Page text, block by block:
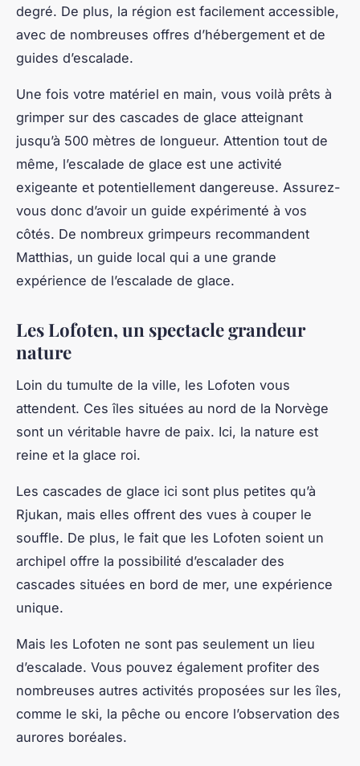
degré. De plus, la région est facilement accessible,
avec de nombreuses offres d’hébergement et de
guides d’escalade.
Une fois votre matériel en main, vous voilà prêts à
grimper sur des cascades de glace atteignant
jusqu’à 500 mètres de longueur. Attention tout de
même, l’escalade de glace est une activité
exigeante et potentiellement dangereuse. Assurez-
vous donc d’avoir un guide expérimenté à vos
côtés. De nombreux grimpeurs recommandent
Matthias, un guide local qui a une grande
expérience de l’escalade de glace.
Les Lofoten, un spectacle grandeur
nature
Loin du tumulte de la ville, les Lofoten vous
attendent. Ces îles situées au nord de la Norvège
sont un véritable havre de paix. Ici, la nature est
reine et la glace roi.
Les cascades de glace ici sont plus petites qu’à
Rjukan, mais elles offrent des vues à couper le
souffle. De plus, le fait que les Lofoten soient un
archipel offre la possibilité d’escalader des
cascades situées en bord de mer, une expérience
unique.
Mais les Lofoten ne sont pas seulement un lieu
d’escalade. Vous pouvez également profiter des
nombreuses autres activités proposées sur les îles,
comme le ski, la pêche ou encore l’observation des
aurores boréales.